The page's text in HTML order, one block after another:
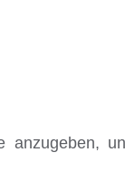
anzugeben,